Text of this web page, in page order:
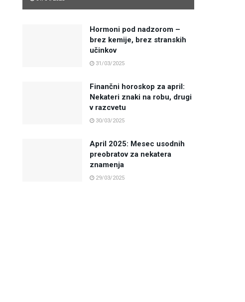
Hormoni pod nadzorom –
brez kemije, brez stranskih
učinkov
31/03/2025
Finančni horoskop za april:
Nekateri znaki na robu, drugi
v razcvetu
30/03/2025
April 2025: Mesec usodnih
preobratov za nekatera
znamenja
29/03/2025